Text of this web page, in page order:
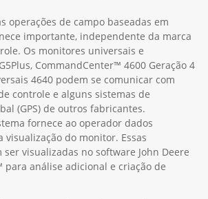
operações de campo baseadas em
importante, independente da marca
Os monitores universais e
CommandCenter™ 4600 Geração 4
4640 podem se comunicar com
controle e alguns sistemas de
(GPS) de outros fabricantes.
fornece ao operador dados
do monitor. Essas
visualizadas no software John Deere
para análise adicional e criação de